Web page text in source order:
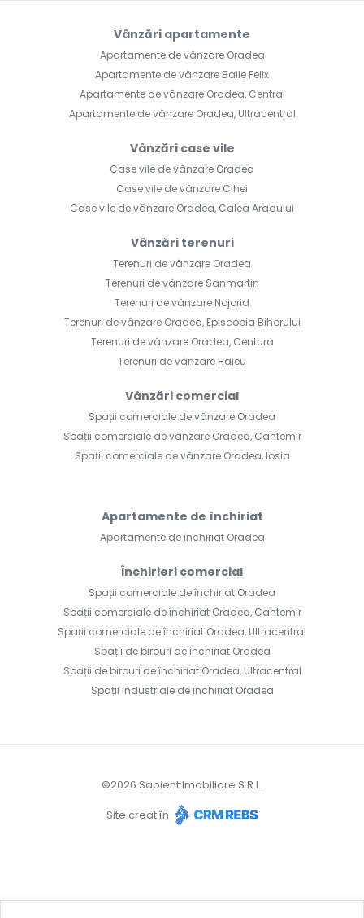
Vânzări apartamente
Apartamente de vânzare Oradea
Apartamente de vânzare Baile Felix
Apartamente de vânzare Oradea, Central
Apartamente de vânzare Oradea, Ultracentral
Vânzări case vile
Case vile de vânzare Oradea
Case vile de vânzare Cihei
Case vile de vânzare Oradea, Calea Aradului
Vânzări terenuri
Terenuri de vânzare Oradea
Terenuri de vânzare Sanmartin
Terenuri de vânzare Nojorid
Terenuri de vânzare Oradea, Episcopia Bihorului
Terenuri de vânzare Oradea, Centura
Terenuri de vânzare Haieu
Vânzări comercial
Spații comerciale de vânzare Oradea
Spații comerciale de vânzare Oradea, Cantemir
Spații comerciale de vânzare Oradea, Iosia
Apartamente de închiriat
Apartamente de închiriat Oradea
Închirieri comercial
Spații comerciale de închiriat Oradea
Spații comerciale de închiriat Oradea, Cantemir
Spații comerciale de închiriat Oradea, Ultracentral
Spații de birouri de închiriat Oradea
Spații de birouri de închiriat Oradea, Ultracentral
Spații industriale de închiriat Oradea
©2026 Sapient Imobiliare S.R.L.
Site creat în